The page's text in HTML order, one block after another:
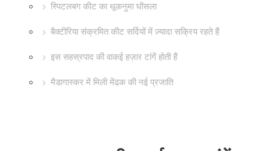
स्पिटलबग कीट का थूकनुमा घोंसला
बैक्टीरिया संक्रमित कीट सर्दियों में ज़्यादा सक्रिय रहते हैं
इस सहस्रपाद की वाकई हज़ार टांगें होती हैं
मैडागास्कर में मिली मेंढक की नई प्रजाति